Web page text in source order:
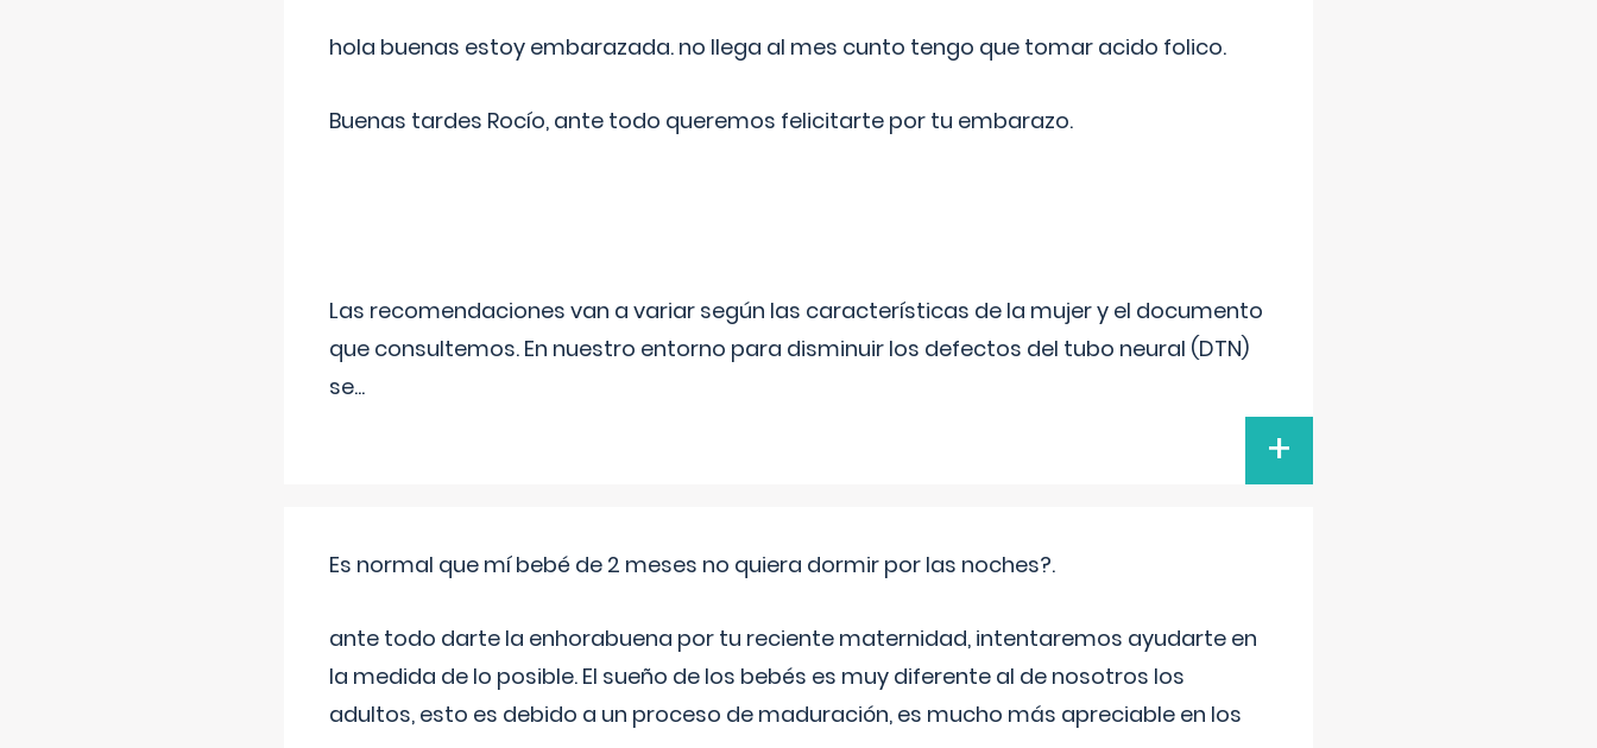
hola buenas estoy embarazada. no llega al mes cunto tengo que tomar acido folico.
Buenas tardes Rocío, ante todo queremos felicitarte por tu embarazo.
Las recomendaciones van a variar según las características de la mujer y el documento
que consultemos. En nuestro entorno para disminuir los defectos del tubo neural (DTN)
se...
+
Es normal que mí bebé de 2 meses no quiera dormir por las noches?.
ante todo darte la enhorabuena por tu reciente maternidad, intentaremos ayudarte en
la medida de lo posible. El sueño de los bebés es muy diferente al de nosotros los
adultos, esto es debido a un proceso de maduración, es mucho más apreciable en los